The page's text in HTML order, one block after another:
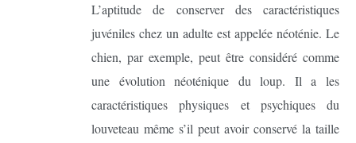
L’aptitude de conserver des caractéristiques
juvéniles chez un adulte est appelée néoténie. Le
chien, par exemple, peut être considéré comme
une évolution néoténique du loup. Il a les
caractéristiques physiques et psychiques du
louveteau même s’il peut avoir conservé la taille